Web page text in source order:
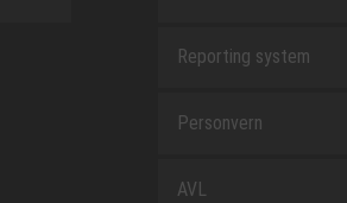
Reporting system
Personvern
AVL